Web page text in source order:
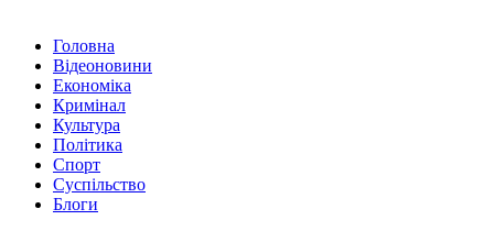
Головна
Відеоновини
Економіка
Кримінал
Культура
Політика
Спорт
Суспільство
Блоги